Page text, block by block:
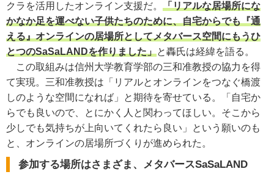
クラを活用したオンライン支援だ。 「リアルな居場所にな
かなか足を運べない子供たちのために、自宅からでも『通
える』オンラインの居場所としてメタバース空間にもうひ
とつのSaSaLANDを作りました」と轟氏は経緯を語る。
この取組みは信州大学教育学部の三和准教授の協力を得
て実現。三和准教授は「リアルとオンラインをつなぐ橋渡
しのような空間になれば」と期待を寄せている。「自宅か
らでも良いので、とにかく人と関わってほしい。そこから
少しでも気持ちが上向いてくれたら良い」という願いのも
と、オンラインの居場所づくりが進められた。
参加する場所はさまざま、メタバースSaSaLAND